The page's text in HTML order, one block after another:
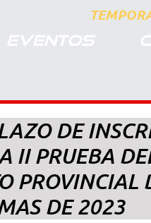
EVENTOS
DE
II PRUEBA
PROVINCIAL
DE 2023